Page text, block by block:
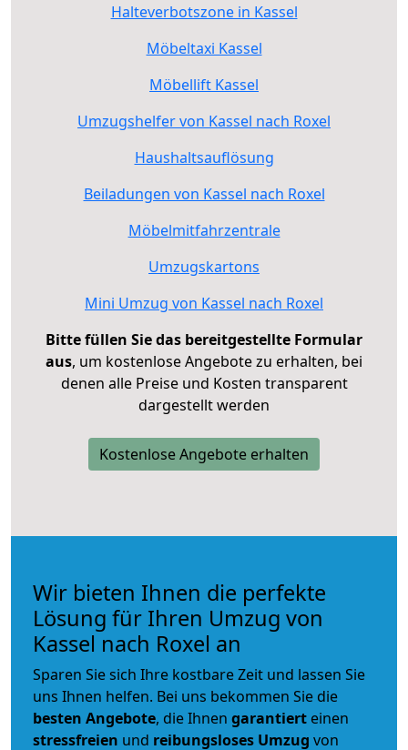
Halteverbotszone in Kassel
Möbeltaxi Kassel
Möbellift Kassel
Umzugshelfer von Kassel nach Roxel
Haushaltsauflösung
Beiladungen von Kassel nach Roxel
Möbelmitfahrzentrale
Umzugskartons
Mini Umzug von Kassel nach Roxel
Bitte füllen Sie das bereitgestellte Formular
aus, um kostenlose Angebote zu erhalten, bei
denen alle Preise und Kosten transparent
dargestellt werden
Kostenlose Angebote erhalten
Wir bieten Ihnen die perfekte
Lösung für Ihren Umzug von
Kassel nach Roxel an
Sparen Sie sich Ihre kostbare Zeit und lassen Sie
uns Ihnen helfen. Bei uns bekommen Sie die
besten Angebote, die Ihnen garantiert einen
stressfreien und reibungsloses Umzug von